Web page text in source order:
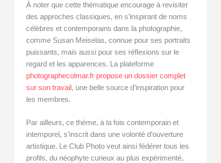
À noter que cette thématique encourage à revisiter
des approches classiques, en s’inspirant de noms
célèbres et contemporains dans la photographie,
comme Susan Meiselas, connue pour ses portraits
puissants, mais aussi pour ses réflexions sur le
regard et les apparences. La plateforme
photographecolmar.fr propose un dossier complet
sur son travail , une belle source d’inspiration pour
les membres.
Par ailleurs, ce thème, à la fois contemporain et
intemporel, s’inscrit dans une volonté d’ouverture
artistique. Le Club Photo veut ainsi fédérer tous les
profils, du néophyte curieux au plus expérimenté,